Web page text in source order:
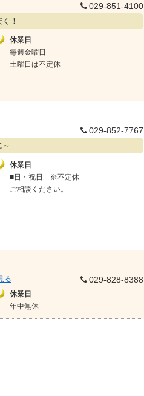
029-851-4100
！
休業日
毎週金曜日
土曜日は不定休
029-852-7767
休業日
■日・祝日 ※不定休
ご相談ください。
る 029-828-8388
休業日
年中無休